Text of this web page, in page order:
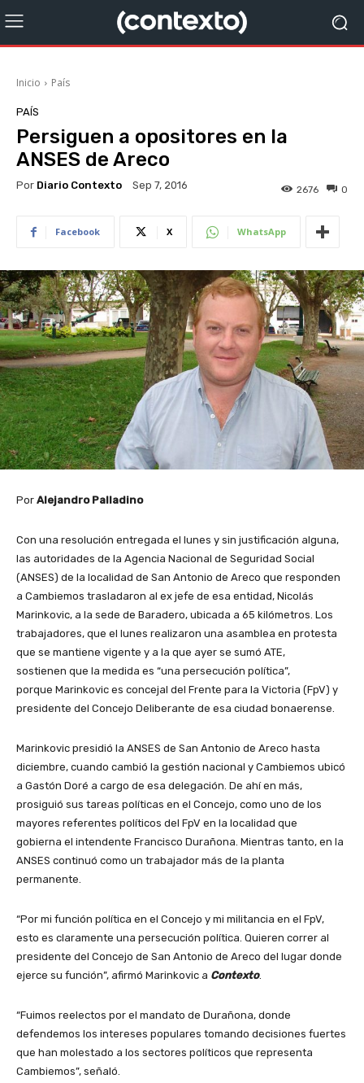
Inicio País
PAÍS
Persiguen a opositores en la
ANSES de Areco
Por Diario Contexto Sep 7, 2016 0
2676
Facebook X WhatsApp
Por Alejandro Palladino
Con una resolución entregada el lunes y sin justificación alguna,
las autoridades de la Agencia Nacional de Seguridad Social
(ANSES) de la localidad de San Antonio de Areco que responden
a Cambiemos trasladaron al ex jefe de esa entidad, Nicolás
Marinkovic, a la sede de Baradero, ubicada a 65 kilómetros. Los
trabajadores, que el lunes realizaron una asamblea en protesta
que se mantiene vigente y a la que ayer se sumó ATE,
sostienen que la medida es “una persecución política”,
porque Marinkovic es concejal del Frente para la Victoria (FpV) y
presidente del Concejo Deliberante de esa ciudad bonaerense.
Marinkovic presidió la ANSES de San Antonio de Areco hasta
diciembre, cuando cambió la gestión nacional y Cambiemos ubicó
a Gastón Doré a cargo de esa delegación. De ahí en más,
prosiguió sus tareas políticas en el Concejo, como uno de los
mayores referentes políticos del FpV en la localidad que
gobierna el intendente Francisco Durañona. Mientras tanto, en la
ANSES continuó como un trabajador más de la planta
permanente.
“Por mi función política en el Concejo y mi militancia en el FpV,
esto es claramente una persecución política. Quieren correr al
presidente del Concejo de San Antonio de Areco del lugar donde
ejerce su función”, afirmó Marinkovic a Contexto.
“Fuimos reelectos por el mandato de Durañona, donde
defendemos los intereses populares tomando decisiones fuertes
que han molestado a los sectores políticos que representa
Cambiemos”, señaló.